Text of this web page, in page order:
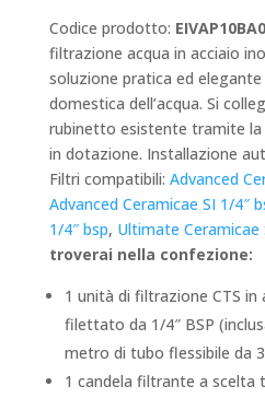
Codice prodotto:
filtrazione acqua in acciaio
soluzione pratica ed
domestica dell’acqua. Si
rubinetto esistente tramite
in dotazione. Installazione
Filtri compatibili: Advanced
Advanced Ceramicae SI 1/4″
1/4″ bsp, Ultimate Ceramicae
troverai nella confezione:
1 unità di filtrazione CTS
filettato da 1/4″ BSP
metro di tubo flessibile da
1 candela filtrante a scelta